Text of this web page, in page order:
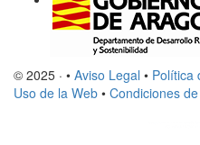
© 2025 · • Aviso Legal • Política
Uso de la Web • Condiciones